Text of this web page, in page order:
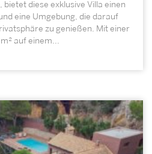
diese exklusive Villa einen
eine Umgebung, die darauf
zu genießen. Mit einer
auf einem...